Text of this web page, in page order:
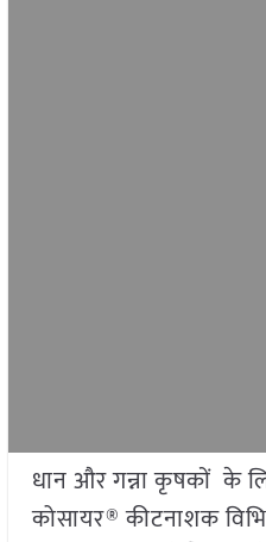
धान और गन्ना कृषकों के
कोसायर® कीटनाशक